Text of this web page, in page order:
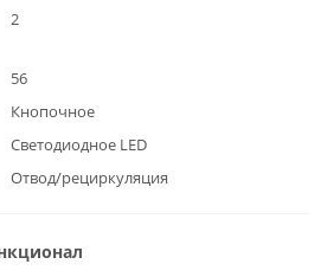
2
56
Кнопочное
Светодиодное LED
Отвод/рециркуляция